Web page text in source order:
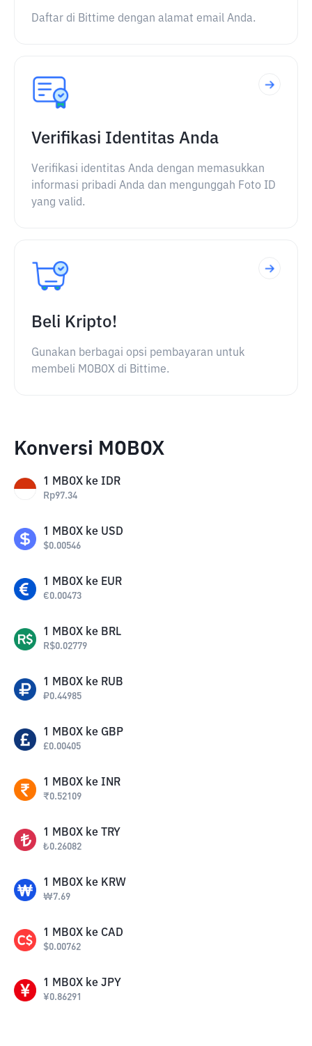
Daftar di Bittime dengan alamat email Anda.
Verifikasi Identitas Anda
Verifikasi identitas Anda dengan memasukkan
informasi pribadi Anda dan mengunggah Foto ID
yang valid.
Beli Kripto!
Gunakan berbagai opsi pembayaran untuk
membeli MOBOX di Bittime.
Konversi MOBOX
1 MBOX ke IDR
Rp97.34
1 MBOX ke USD
$0.00546
1 MBOX ke EUR
€0.00473
1 MBOX ke BRL
R$0.02779
1 MBOX ke RUB
₽0.44985
1 MBOX ke GBP
£0.00405
1 MBOX ke INR
₹0.52109
1 MBOX ke TRY
₺0.26082
1 MBOX ke KRW
₩7.69
1 MBOX ke CAD
$0.00762
1 MBOX ke JPY
¥0.86291